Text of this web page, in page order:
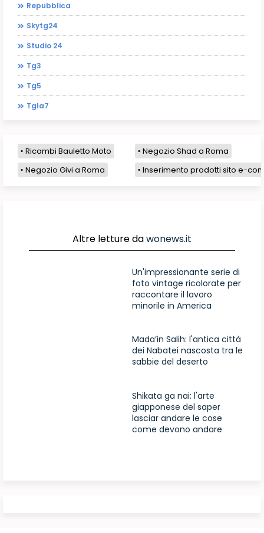
Repubblica
Skytg24
Studio 24
Tg3
Tg5
Tgla7
Ricambi Bauletto Moto
Negozio Shad a Roma
Negozio Givi a Roma
Inserimento prodotti sito e-
Altre letture dawonews.it
Un'impressionante serie di
foto vintage ricolorate per
raccontare il lavoro
minorile in America
Mada’in Salih: l'antica città
dei Nabatei nascosta tra le
sabbie del deserto
Shikata ga nai: l'arte
giapponese del saper
lasciar andare le cose
come devono andare